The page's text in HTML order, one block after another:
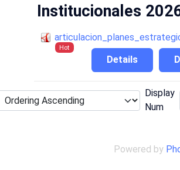
Institucionales
Hot
Details
Display
Num
Powered by